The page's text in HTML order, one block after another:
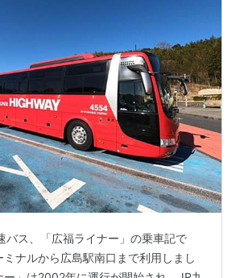
バス、「広福ライナー」の乗車記で
ナルから広島駅南口まで利用しまし